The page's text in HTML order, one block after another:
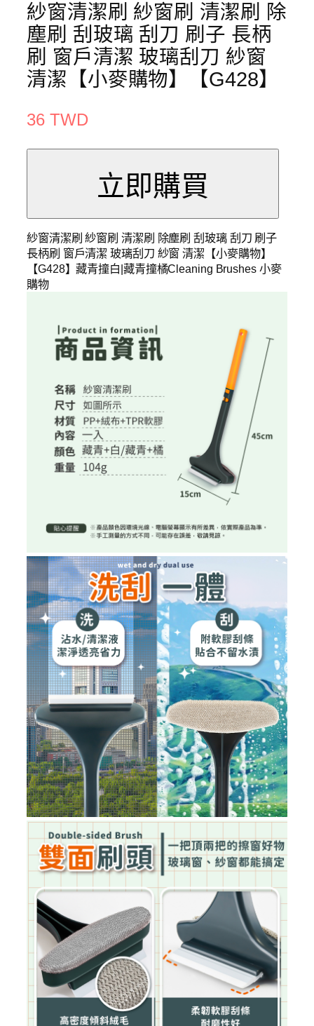
紗窗清潔刷 紗窗刷 清潔刷 除
塵刷 刮玻璃 刮刀 刷子 長柄
刷 窗戶清潔 玻璃刮刀 紗窗
清潔【小麥購物】【G428】
36 TWD
紗窗清潔刷 紗窗刷 清潔刷 除塵刷 刮玻璃 刮刀 刷子
長柄刷 窗戶清潔 玻璃刮刀 紗窗 清潔【小麥購物】
【G428】藏青撞白|藏青撞橘Cleaning Brushes 小麥
購物